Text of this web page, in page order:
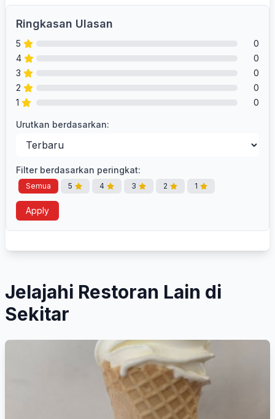
Ringkasan Ulasan
5
0
4
0
3
0
2
0
1
0
Urutkan berdasarkan:
Filter berdasarkan peringkat:
Semua 5 4 3 2 1
Apply
Jelajahi Restoran Lain di
Sekitar